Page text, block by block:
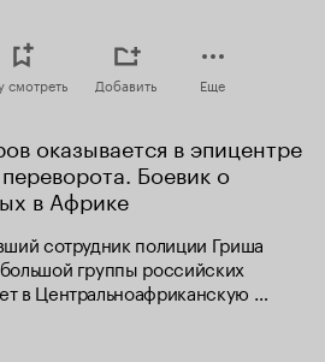
смотреть Добавить Еще
оказывается в эпицентре
Боевик о
в Африке
сотрудник полиции Гриша
группы российских
в Центральноафриканскую
не кажется сложной,
входит только обучение